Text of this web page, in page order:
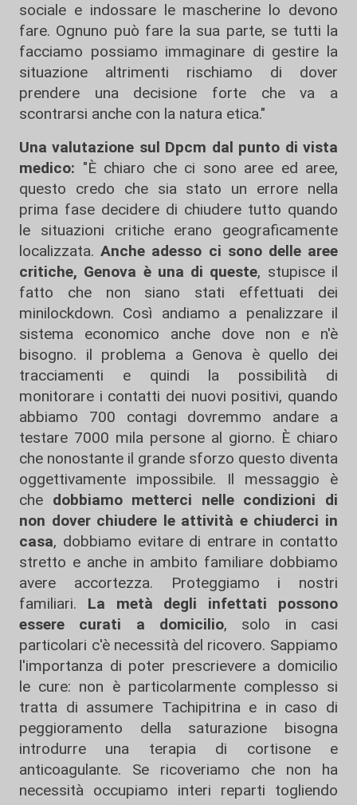
sociale e indossare le mascherine lo devono
fare. Ognuno può fare la sua parte, se tutti la
facciamo possiamo immaginare di gestire la
situazione altrimenti rischiamo di dover
prendere una decisione forte che va a
scontrarsi anche con la natura etica."
Una valutazione sul Dpcm dal punto di vista
medico: "È chiaro che ci sono aree ed aree,
questo credo che sia stato un errore nella
prima fase decidere di chiudere tutto quando
le situazioni critiche erano geograficamente
localizzata.Anche adesso ci sono delle aree
critiche, Genova è una di queste, stupisce il
fatto che non siano stati effettuati dei
minilockdown. Così andiamo a penalizzare il
sistema economico anche dove non e n'è
bisogno. il problema a Genova è quello dei
tracciamenti e quindi la possibilità di
monitorare i contatti dei nuovi positivi, quando
abbiamo 700 contagi dovremmo andare a
testare 7000 mila persone al giorno. È chiaro
che nonostante il grande sforzo questo diventa
oggettivamente impossibile. Il messaggio è
che dobbiamo metterci nelle condizioni di
non dover chiudere le attività e chiuderci in
casa, dobbiamo evitare di entrare in contatto
stretto e anche in ambito familiare dobbiamo
avere accortezza. Proteggiamo i nostri
familiari. La metà degli infettati possono
essere curati a domicilio, solo in casi
particolari c'è necessità del ricovero. Sappiamo
l'importanza di poter prescrievere a domicilio
le cure: non è particolarmente complesso si
tratta di assumere Tachipitrina e in caso di
peggioramento della saturazione bisogna
introdurre una terapia di cortisone e
anticoagulante. Se ricoveriamo che non ha
necessità occupiamo interi reparti togliendo